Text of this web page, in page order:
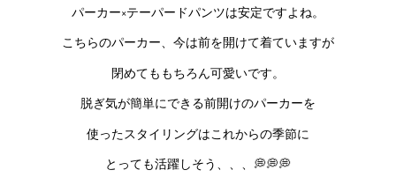
パーカー×テーパードパンツは安定ですよね。
こちらのパーカー、今は前を開けて着ていますが
閉めてももちろん可愛いです。
脱ぎ気が簡単にできる前開けのパーカーを
使ったスタイリングはこれからの季節に
とっても活躍しそう、、、💭💭💭